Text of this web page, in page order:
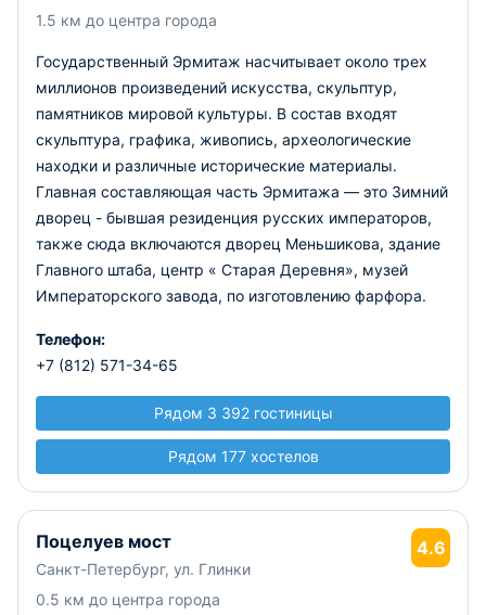
1.5 км до центра города
Государственный Эрмитаж насчитывает около трех
миллионов произведений искусства, скульптур,
памятников мировой культуры. В состав входят
скульптура, графика, живопись, археологические
находки и различные исторические материалы.
Главная составляющая часть Эрмитажа — это Зимний
дворец - бывшая резиденция русских императоров,
также сюда включаются дворец Меньшикова, здание
Главного штаба, центр « Старая Деревня», музей
Императорского завода, по изготовлению фарфора.
Телефон:
+7 (812) 571-34-65
Рядом 3 392 гостиницы
Рядом 177 хостелов
Поцелуев мост
Санкт-Петербург, ул. Глинки
0.5 км до центра города
4.6